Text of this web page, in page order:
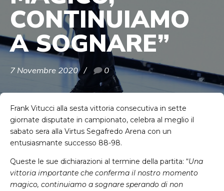
CONTINUIAMO
A SOGNARE”
7 Novembre 2020 0
Frank Vitucci alla sesta vittoria consecutiva in sette
giornate disputate in campionato, celebra al meglio il
sabato sera alla Virtus Segafredo Arena con un
entusiasmante successo 88-98.
Queste le sue dichiarazioni al termine della partita: “Una
vittoria importante che conferma il nostro momento
magico, continuiamo a sognare sperando di non